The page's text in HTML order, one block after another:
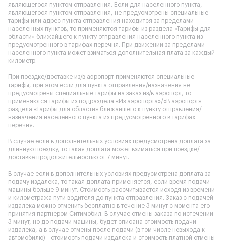
являющегося пунктом отправления. Если для населенного пункта,
являющегося пунктом отправления, не предусмотрены специальные
тарифы или адрес пункта отправления находится за пределами
населенных пунктов, то применяются тарифы из раздела «Тарифы для
области» ближайшего к пункту отправления населенного пункта из
предусмотренного в тарифах перечня. При движении за пределами
населенного пункта может взиматься дополнительная плата за каждый
километр.
При поездке/доставке из/в аэропорт применяются специальные
тарифы, при этом если для пункта отправления/назначения не
предусмотрены специальные тарифы на заказ из/в аэропорт, то
применяются тарифы из подраздела «Из аэропорта»/«В аэропорт»
раздела «Тарифы для области» ближайшего к пункту отправления/
назначения населенного пункта из предусмотренного в тарифах
перечня.
В случае если в дополнительных условиях предусмотрена доплата за
длинную поездку, то такая доплата может взиматься при поездке/
доставке продолжительностью от 7 минут.
В случае если в дополнительных условиях предусмотрена доплата за
подачу издалека, то такая доплата применяется, если время подачи
машины больше 9 минут. Стоимость рассчитывается исходя из времени
и километража пути водителя до пункта отправления. Заказ с подачей
издалека можно отменить бесплатно в течение 3 минут с момента его
принятия партнером Ситимобил. В случае отмены заказа по истечении
3 минут, но до подачи машины, будет списана стоимость подачи
издалека, а в случае отмены после подачи (в том числе невыхода к
автомобилю) - стоимость подачи издалека и стоимость платной отмены